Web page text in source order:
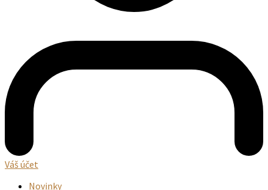
Váš účet
Novinky